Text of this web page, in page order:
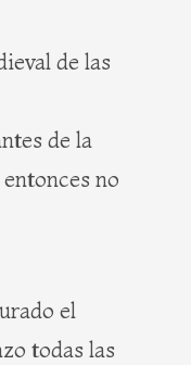
de las
de la
no
el
todas las